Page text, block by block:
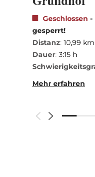
Geschlossen -
gesperrt!
Distanz: 10,99 km
Dauer: 3:15 h
Mehr erfahren